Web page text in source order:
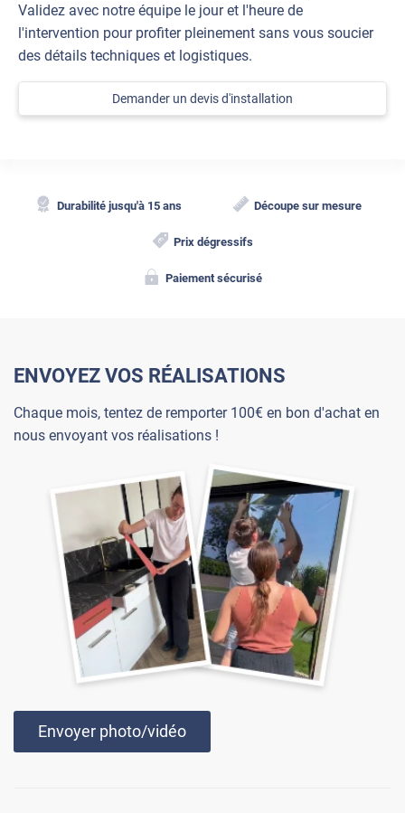
Validez avec notre équipe le jour et l'heure de
l'intervention pour profiter pleinement sans vous soucier
des détails techniques et logistiques.
Demander un devis d'installation
Durabilité jusqu'à 15 ans Découpe sur mesure
Prix dégressifs
Paiement sécurisé
ENVOYEZ VOS RÉALISATIONS
Chaque mois, tentez de remporter 100€ en bon d'achat en
nous envoyant vos réalisations !
Envoyer photo/vidéo